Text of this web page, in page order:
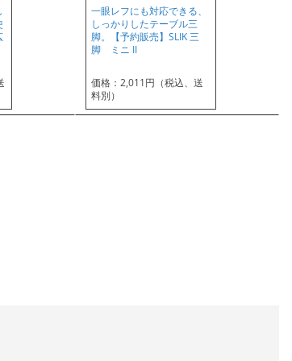
一眼レフにも対応できる、
しっかりしたテーブル三
脚。【予約販売】SLIK 三
脚 ミニ II
価格：2,011円（税込、送
料別）